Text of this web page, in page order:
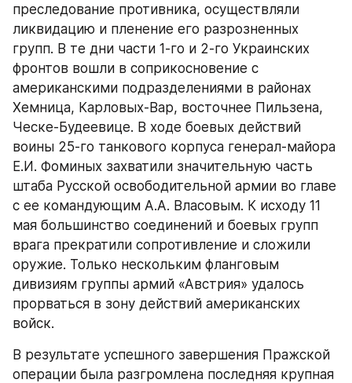
преследование противника, осуществляли
ликвидацию и пленение его разрозненных
групп. В те дни части 1-го и 2-го Украинских
фронтов вошли в соприкосновение с
американскими подразделениями в районах
Хемница, Карловых-Вар, восточнее Пильзена,
Ческе-Будеевице. В ходе боевых действий
воины 25-го танкового корпуса генерал-майора
Е.И. Фоминых захватили значительную часть
штаба Русской освободительной армии во главе
с ее командующим А.А. Власовым. К исходу 11
мая большинство соединений и боевых групп
врага прекратили сопротивление и сложили
оружие. Только нескольким фланговым
дивизиям группы армий «Австрия» удалось
прорваться в зону действий американских
войск.
В результате успешного завершения Пражской
операции была разгромлена последняя крупная